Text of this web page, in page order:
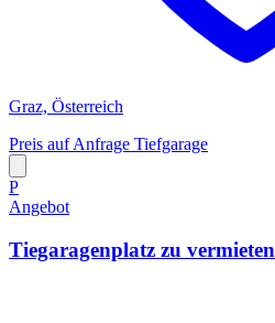
Graz, Österreich
Preis auf Anfrage Tiefgarage
P
Angebot
Tiegaragenplatz zu vermieten